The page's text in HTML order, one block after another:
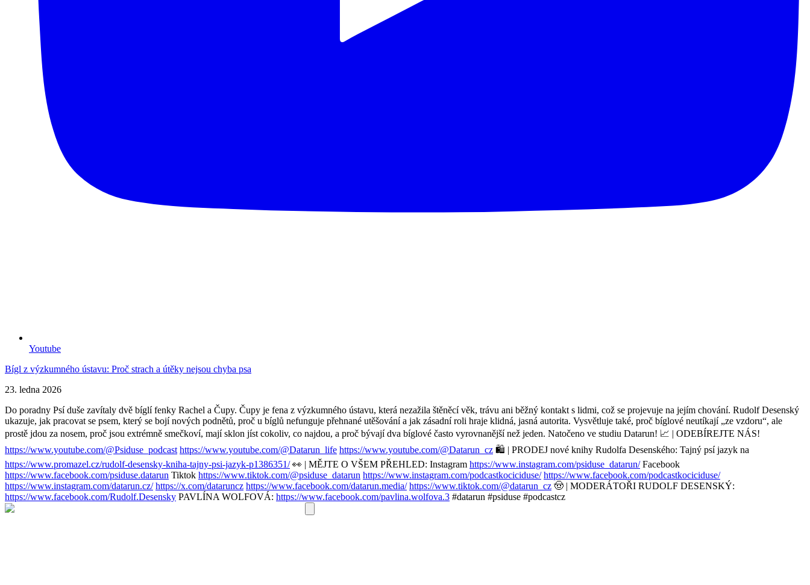
Youtube
Bígl z výzkumného ústavu: Proč strach a útěky nejsou chyba psa
23. ledna 2026
Do poradny Psí duše zavítaly dvě bíglí fenky Rachel a Čupy. Čupy je fena z výzkumného ústavu, která nezažila štěněcí věk, trávu ani běžný kontakt s lidmi, což se projevuje na jejím chování. Rudolf Desenský
ukazuje, jak pracovat se psem, který se bojí nových podnětů, proč u bíglů nefunguje přehnané utěšování a jak zásadní roli hraje klidná, jasná autorita. Vysvětluje také, proč bíglové neutíkají „ze vzdoru“, ale
prostě jdou za nosem, proč jsou extrémně smečkoví, mají sklon jíst cokoliv, co najdou, a proč bývají dva bíglové často vyrovnanější než jeden. Natočeno ve studiu Datarun! 📈 | ODEBÍREJTE NÁS!
https://www.youtube.com/@Psiduse_podcast https://www.youtube.com/@Datarun_life https://www.youtube.com/@Datarun_cz 🛍️ | PRODEJ nové knihy Rudolfa Desenského: Tajný psí jazyk na
https://www.promazel.cz/rudolf-desensky-kniha-tajny-psi-jazyk-p1386351/👀 | MĚJTE O VŠEM PŘEHLED: Instagram https://www.instagram.com/psiduse_datarun/Facebook
https://www.facebook.com/psiduse.datarun Tiktok https://www.tiktok.com/@psiduse_datarun https://www.instagram.com/podcastkociciduse/ https://www.facebook.com/podcastkociciduse/
https://www.instagram.com/datarun.cz/ https://x.com/dataruncz https://www.facebook.com/datarun.media/ https://www.tiktok.com/@datarun_cz 🤠 | MODERÁTOŘI RUDOLF DESENSKÝ:
https://www.facebook.com/Rudolf.Desensky PAVLÍNA WOLFOVÁ: https://www.facebook.com/pavlina.wolfova.3 #datarun #psiduse #podcastcz